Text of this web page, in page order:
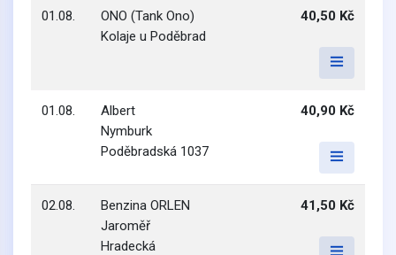
01.08.
ONO (Tank Ono)
Kolaje u Poděbrad
40,50 Kč
01.08.
Albert
Nymburk
Poděbradská 1037
40,90 Kč
02.08.
Benzina ORLEN
Jaroměř
Hradecká
41,50 Kč